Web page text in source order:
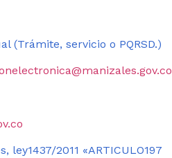
servicio o PQRSD.)
2011 «ARTICULO197